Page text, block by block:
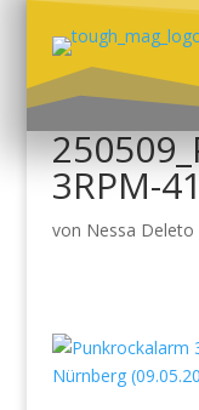
3RPM-41
von Nessa Deleto